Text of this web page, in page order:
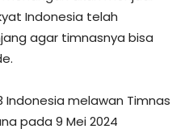
Indonesia telah
agar timnasnya bisa
Indonesia melawan Timnas
pada 9 Mei 2024